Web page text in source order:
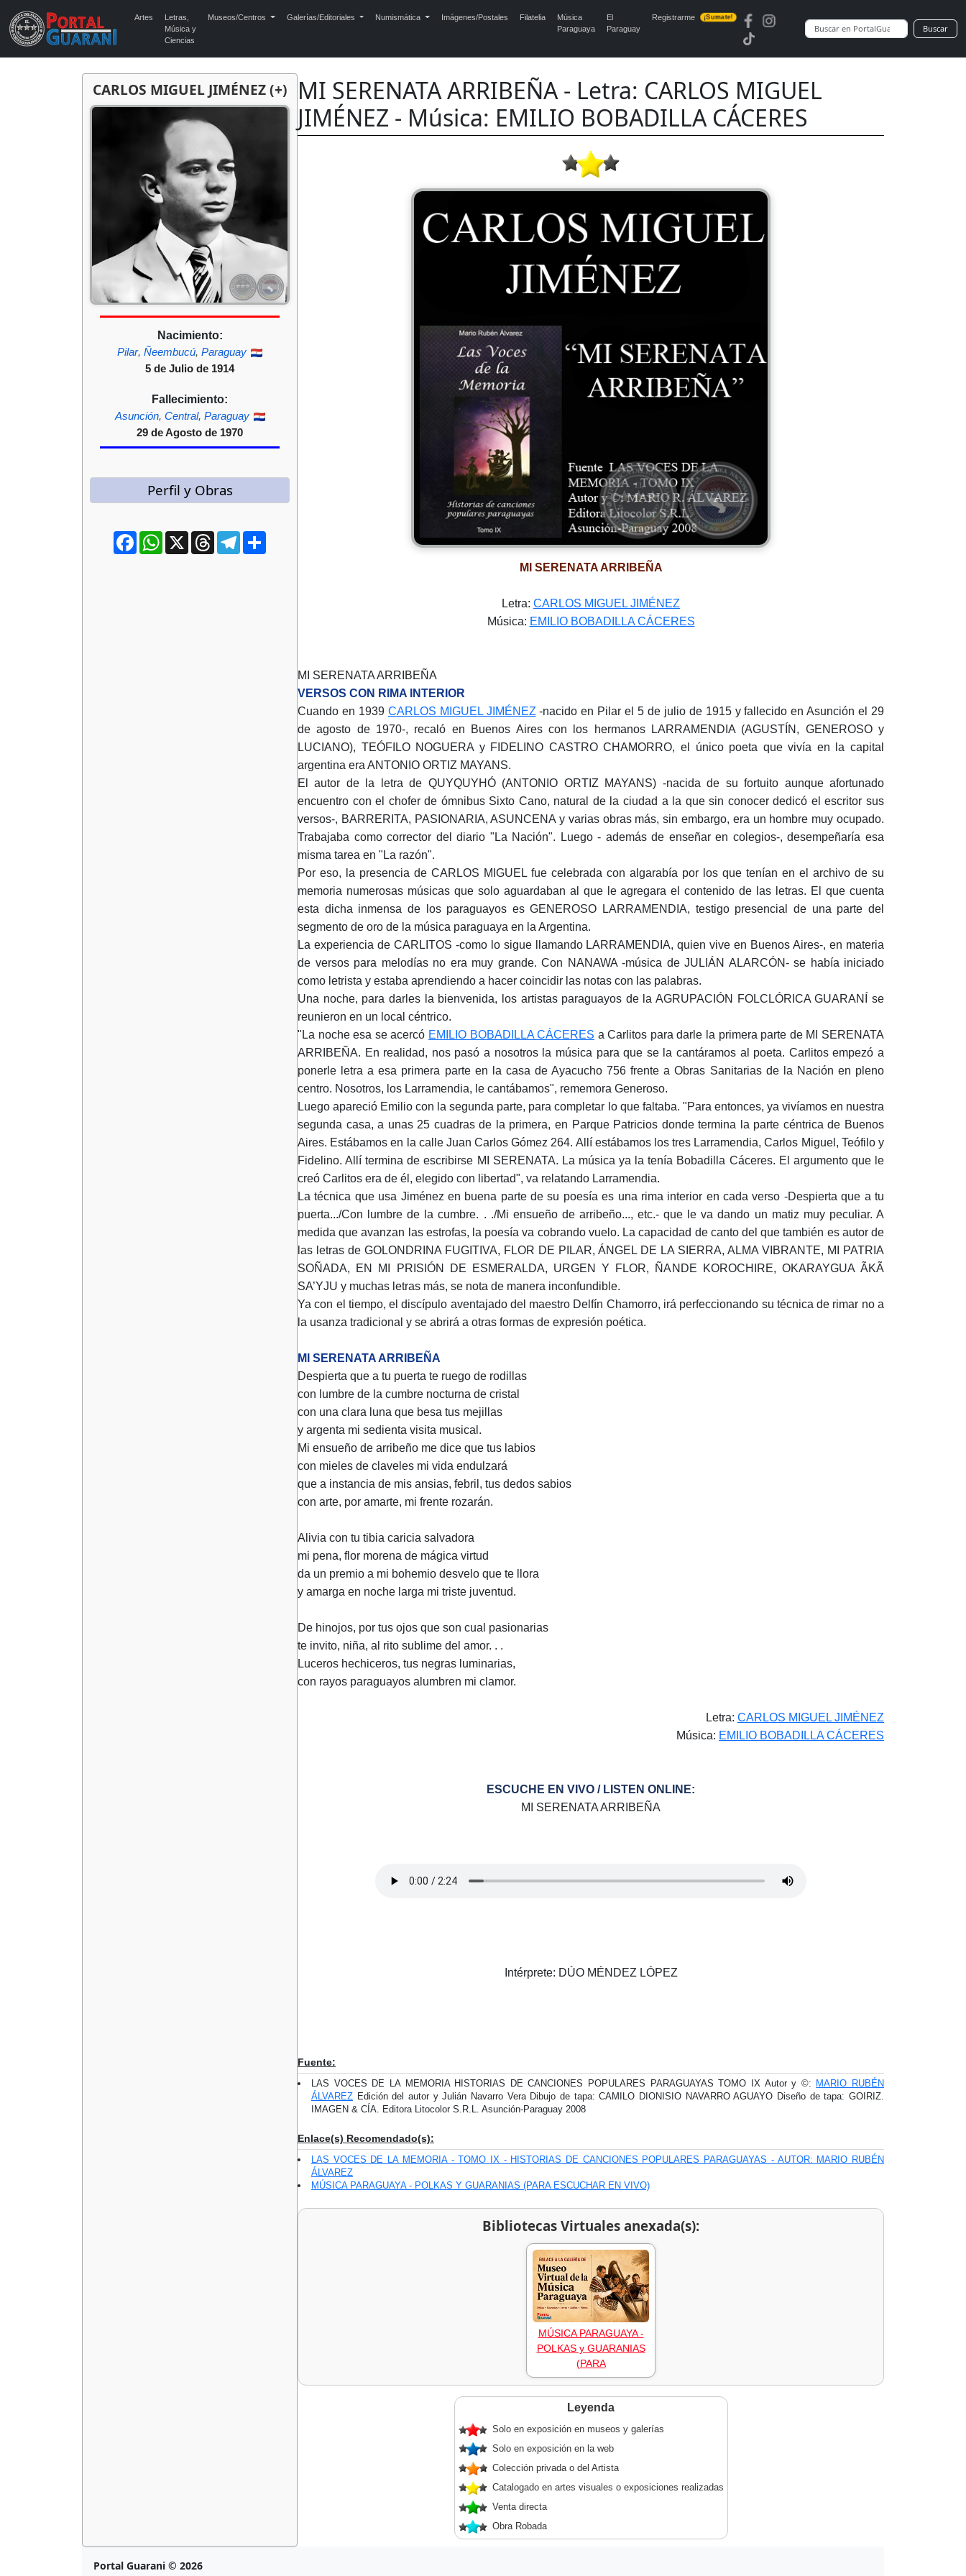
Artes
Letras,
Música y
Ciencias
Museos/Centros Galerías/Editoriales Numismática Imágenes/Postales Filatelia
Música
Paraguaya
El
Paraguay
Registrarme ¡Sumate!
Buscar
CARLOS MIGUEL JIMÉNEZ (+)
Nacimiento:
Pilar, Ñeembucú, Paraguay
5 de Julio de 1914
Fallecimiento:
Asunción, Central, Paraguay
29 de Agosto de 1970
Perfil y Obras
FacebookWhatsApp
X ThreadsTelegram
MI SERENATA ARRIBEÑA - Letra: CARLOS MIGUEL
JIMÉNEZ - Música: EMILIO BOBADILLA CÁCERES
MI SERENATA ARRIBEÑA
Letra: CARLOS MIGUEL JIMÉNEZ
Música: EMILIO BOBADILLA CÁCERES
MI SERENATA ARRIBEÑA
VERSOS CON RIMA INTERIOR
Cuando en 1939 CARLOS MIGUEL JIMÉNEZ -nacido en Pilar el 5 de julio de 1915 y fallecido en Asunción el 29
de agosto de 1970-, recaló en Buenos Aires con los hermanos LARRAMENDIA (AGUSTÍN, GENEROSO y
LUCIANO), TEÓFILO NOGUERA y FIDELINO CASTRO CHAMORRO, el único poeta que vivía en la capital
argentina era ANTONIO ORTIZ MAYANS.
El autor de la letra de QUYQUYHÓ (ANTONIO ORTIZ MAYANS) -nacida de su fortuito aunque afortunado
encuentro con el chofer de ómnibus Sixto Cano, natural de la ciudad a la que sin conocer dedicó el escritor sus
versos-, BARRERITA, PASIONARIA, ASUNCENA y varias obras más, sin embargo, era un hombre muy ocupado.
Trabajaba como corrector del diario "La Nación". Luego - además de enseñar en colegios-, desempeñaría esa
misma tarea en "La razón".
Por eso, la presencia de CARLOS MIGUEL fue celebrada con algarabía por los que tenían en el archivo de su
memoria numerosas músicas que solo aguardaban al que le agregara el contenido de las letras. El que cuenta
esta dicha inmensa de los paraguayos es GENEROSO LARRAMENDIA, testigo presencial de una parte del
segmento de oro de la música paraguaya en la Argentina.
La experiencia de CARLITOS -como lo sigue llamando LARRAMENDIA, quien vive en Buenos Aires-, en materia
de versos para melodías no era muy grande. Con NANAWA -música de JULIÁN ALARCÓN- se había iniciado
como letrista y estaba aprendiendo a hacer coincidir las notas con las palabras.
Una noche, para darles la bienvenida, los artistas paraguayos de la AGRUPACIÓN FOLCLÓRICA GUARANÍ se
reunieron en un local céntrico.
"La noche esa se acercó EMILIO BOBADILLA CÁCERES a Carlitos para darle la primera parte de MI SERENATA
ARRIBEÑA. En realidad, nos pasó a nosotros la música para que se la cantáramos al poeta. Carlitos empezó a
ponerle letra a esa primera parte en la casa de Ayacucho 756 frente a Obras Sanitarias de la Nación en pleno
centro. Nosotros, los Larramendia, le cantábamos", rememora Generoso.
Luego apareció Emilio con la segunda parte, para completar lo que faltaba. "Para entonces, ya vivíamos en nuestra
segunda casa, a unas 25 cuadras de la primera, en Parque Patricios donde termina la parte céntrica de Buenos
Aires. Estábamos en la calle Juan Carlos Gómez 264. Allí estábamos los tres Larramendia, Carlos Miguel, Teófilo y
Fidelino. Allí termina de escribirse MI SERENATA. La música ya la tenía Bobadilla Cáceres. El argumento que le
creó Carlitos era de él, elegido con libertad", va relatando Larramendia.
La técnica que usa Jiménez en buena parte de su poesía es una rima interior en cada verso -Despierta que a tu
puerta.../Con lumbre de la cumbre. . ./Mi ensueño de arribeño..., etc.- que le va dando un matiz muy peculiar. A
medida que avanzan las estrofas, la poesía va cobrando vuelo. La capacidad de canto del que también es autor de
las letras de GOLONDRINA FUGITIVA, FLOR DE PILAR, ÁNGEL DE LA SIERRA, ALMA VIBRANTE, MI PATRIA
SOÑADA, EN MI PRISIÓN DE ESMERALDA, URGEN Y FLOR, ÑANDE KOROCHIRE, OKARAYGUA ÃKÃ
SA’YJU y muchas letras más, se nota de manera inconfundible.
Ya con el tiempo, el discípulo aventajado del maestro Delfín Chamorro, irá perfeccionando su técnica de rimar no a
la usanza tradicional y se abrirá a otras formas de expresión poética.
MI SERENATA ARRIBEÑA
Despierta que a tu puerta te ruego de rodillas
con lumbre de la cumbre nocturna de cristal
con una clara luna que besa tus mejillas
y argenta mi sedienta visita musical.
Mi ensueño de arribeño me dice que tus labios
con mieles de claveles mi vida endulzará
que a instancia de mis ansias, febril, tus dedos sabios
con arte, por amarte, mi frente rozarán.
Alivia con tu tibia caricia salvadora
mi pena, flor morena de mágica virtud
da un premio a mi bohemio desvelo que te llora
y amarga en noche larga mi triste juventud.
De hinojos, por tus ojos que son cual pasionarias
te invito, niña, al rito sublime del amor. . .
Luceros hechiceros, tus negras luminarias,
con rayos paraguayos alumbren mi clamor.
Letra: CARLOS MIGUEL JIMÉNEZ
Música: EMILIO BOBADILLA CÁCERES
ESCUCHE EN VIVO / LISTEN ONLINE:
MI SERENATA ARRIBEÑA
Intérprete: DÚO MÉNDEZ LÓPEZ
Fuente:
LAS VOCES DE LA MEMORIA HISTORIAS DE CANCIONES POPULARES PARAGUAYAS TOMO IX Autor y ©: MARIO RUBÉN
ÁLVAREZ Edición del autor y Julián Navarro Vera Dibujo de tapa: CAMILO DIONISIO NAVARRO AGUAYO Diseño de tapa: GOIRIZ.
IMAGEN & CÍA. Editora Litocolor S.R.L. Asunción-Paraguay 2008
Enlace(s) Recomendado(s):
LAS VOCES DE LA MEMORIA - TOMO IX - HISTORIAS DE CANCIONES POPULARES PARAGUAYAS - AUTOR: MARIO RUBÉN
ÁLVAREZ
MÚSICA PARAGUAYA - POLKAS Y GUARANIAS (PARA ESCUCHAR EN VIVO)
Bibliotecas Virtuales anexada(s):
MÚSICA PARAGUAYA -
POLKAS y GUARANIAS
(PARA
Leyenda
Solo en exposición en museos y galerías
Solo en exposición en la web
Colección privada o del Artista
Catalogado en artes visuales o exposiciones realizadas
Venta directa
Obra Robada
Portal Guarani © 2026